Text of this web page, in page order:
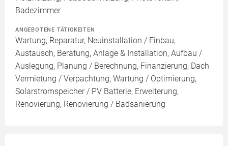
Badezimmer
ANGEBOTENE TÄTIGKEITEN
Wartung, Reparatur, Neuinstallation / Einbau,
Austausch, Beratung, Anlage & Installation, Aufbau /
Auslegung, Planung / Berechnung, Finanzierung, Dach
Vermietung / Verpachtung, Wartung / Optimierung,
Solarstromspeicher / PV Batterie, Erweiterung,
Renovierung, Renovierung / Badsanierung